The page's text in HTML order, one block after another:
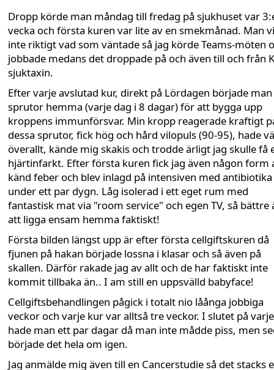
Dropp körde man måndag till fredag på sjukhuset var
vecka och första kuren var lite av en smekmånad. Man
inte riktigt vad som väntade så jag körde Teams-möten
jobbade medans det droppade på och även till och från
sjuktaxin.
Efter varje avslutad kur, direkt på Lördagen började
sprutor hemma (varje dag i 8 dagar) för att bygga upp
kroppens immunförsvar. Min kropp reagerade kraftigt
dessa sprutor, fick hög och hård vilopuls (90-95), hade
överallt, kände mig skakis och trodde ärligt jag skulle få
hjärtinfarkt. Efter första kuren fick jag även någon form
känd feber och blev inlagd på intensiven med antibiotika
under ett par dygn. Låg isolerad i ett eget rum med
fantastisk mat via "room service" och egen TV, så bättre
att ligga ensam hemma faktiskt!
Första bilden längst upp är efter första cellgiftskuren då
fjunen på hakan började lossna i klasar och så även på
skallen. Därför rakade jag av allt och de har faktiskt inte
kommit tillbaka än.. I am still en uppsvälld babyface!
Cellgiftsbehandlingen pågick i totalt nio låånga jobbiga
veckor och varje kur var alltså tre veckor. I slutet på
hade man ett par dagar då man inte mådde piss, men
började det hela om igen.
Jag anmälde mig även till en Cancerstudie så det stacks